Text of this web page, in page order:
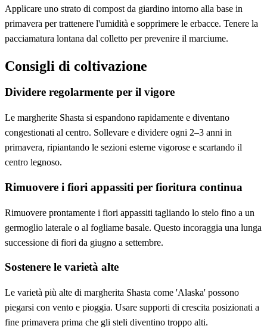
Applicare uno strato di compost da giardino intorno alla base in
primavera per trattenere l'umidità e sopprimere le erbacce. Tenere la
pacciamatura lontana dal colletto per prevenire il marciume.
Consigli di coltivazione
Dividere regolarmente per il vigore
Le margherite Shasta si espandono rapidamente e diventano
congestionati al centro. Sollevare e dividere ogni 2–3 anni in
primavera, ripiantando le sezioni esterne vigorose e scartando il
centro legnoso.
Rimuovere i fiori appassiti per fioritura continua
Rimuovere prontamente i fiori appassiti tagliando lo stelo fino a un
germoglio laterale o al fogliame basale. Questo incoraggia una lunga
successione di fiori da giugno a settembre.
Sostenere le varietà alte
Le varietà più alte di margherita Shasta come 'Alaska' possono
piegarsi con vento e pioggia. Usare supporti di crescita posizionati a
fine primavera prima che gli steli diventino troppo alti.